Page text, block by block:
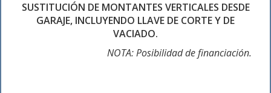
SUSTITUCIÓN DE MONTANTES VERTICALES DESDE
GARAJE, INCLUYENDO LLAVE DE CORTE Y DE
VACIADO.
NOTA: Posibilidad de financiación.